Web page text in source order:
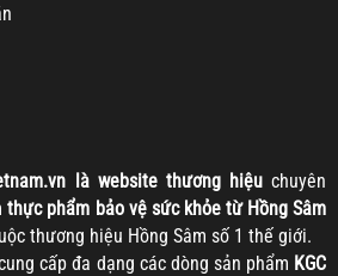
là website thương hiệuchuyên
thực phẩm bảo vệ sức khỏe từ Hồng Sâm
thương hiệu Hồng Sâm số 1 thế giới.
cấp đa dạng các dòng sản phẩm KGC